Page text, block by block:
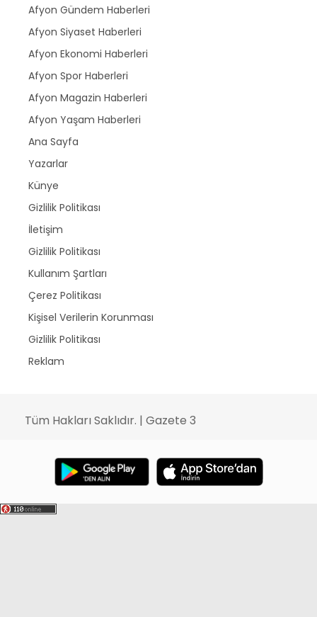
Afyon Gündem Haberleri
Afyon Siyaset Haberleri
Afyon Ekonomi Haberleri
Afyon Spor Haberleri
Afyon Magazin Haberleri
Afyon Yaşam Haberleri
Ana Sayfa
Yazarlar
Künye
Gizlilik Politikası
İletişim
Gizlilik Politikası
Kullanım Şartları
Çerez Politikası
Kişisel Verilerin Korunması
Gizlilik Politikası
Reklam
Tüm Hakları Saklıdır. | Gazete 3